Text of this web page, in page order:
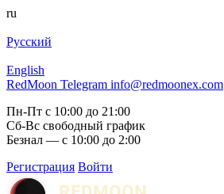
ru
Русский
English
RedMoon Telegram info@redmoonex.com
Пн-Пт с 10:00 до 21:00
Сб-Вс свободный график
Безнал — с 10:00 до 2:00
Регистрация Войти